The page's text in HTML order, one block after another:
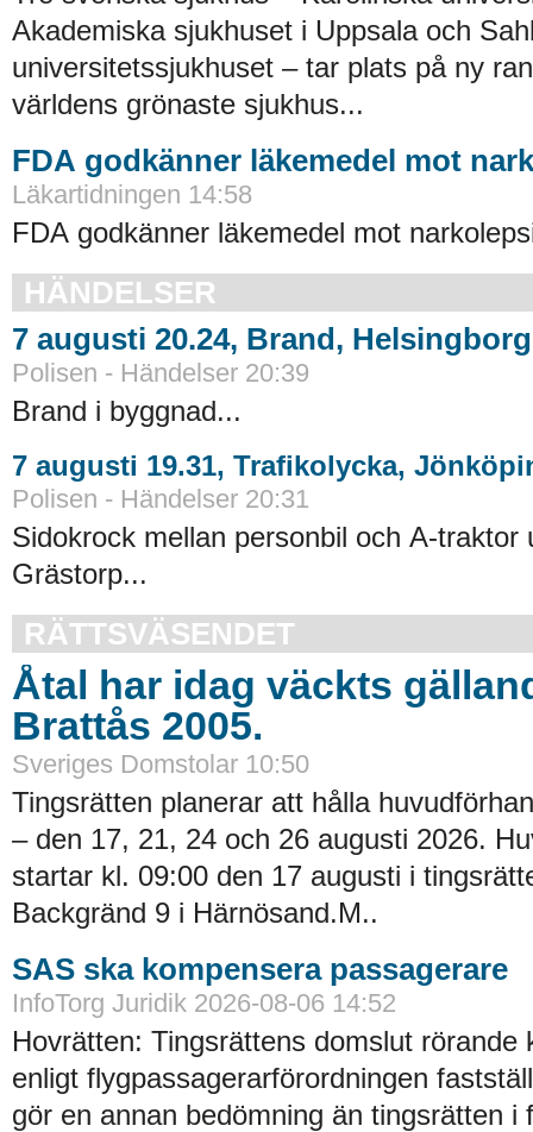
Akademiska sjukhuset i Uppsala och
universitetssjukhuset – tar plats på ny
världens grönaste sjukhus...
FDA godkänner läkemedel mot
Läkartidningen 14:58
FDA godkänner läkemedel mot
HÄNDELSER
7 augusti 20.24, Brand, Helsingborg
Polisen - Händelser 20:39
Brand i byggnad...
7 augusti 19.31, Trafikolycka,
Polisen - Händelser 20:31
Sidokrock mellan personbil och A-traktor
Grästorp...
RÄTTSVÄSENDET
Åtal har idag väckts
Brattås 2005.
Sveriges Domstolar 10:50
Tingsrätten planerar att hålla
– den 17, 21, 24 och 26 augusti 2026.
startar kl. 09:00 den 17 augusti i
Backgränd 9 i Härnösand.M..
SAS ska kompensera passagerare
InfoTorg Juridik 2026-08-06 14:52
Hovrätten: Tingsrättens domslut rörande
enligt flygpassagerarförordningen
gör en annan bedömning än tingsrätten i